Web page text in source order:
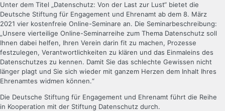
Unter dem Titel „Datenschutz: Von der Last zur Lust“ bietet die
Deutsche Stiftung für Engagement und Ehrenamt ab dem 8. März
2021 vier kostenfreie Online-Seminare an. Die Seminarbeschreibung:
„Unsere vierteilige Online-Seminarreihe zum Thema Datenschutz soll
Ihnen dabei helfen, Ihren Verein darin fit zu machen, Prozesse
festzulegen, Verantwortlichkeiten zu klären und das Einmaleins des
Datenschutzes zu kennen. Damit Sie das schlechte Gewissen nicht
länger plagt und Sie sich wieder mit ganzem Herzen dem Inhalt Ihres
Ehrenamtes widmen können.“
Die Deutsche Stiftung für Engagement und Ehrenamt führt die Reihe
in Kooperation mit der Stiftung Datenschutz durch.